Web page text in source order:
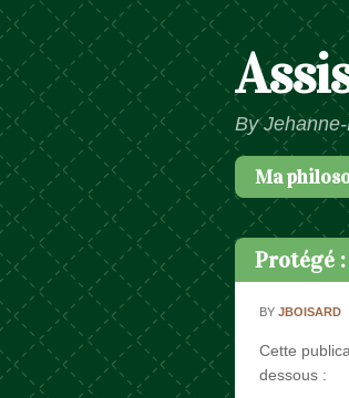
By
Menu
Passer au
Ma
Protégé
BYJBOISARD
Cette
dessous :